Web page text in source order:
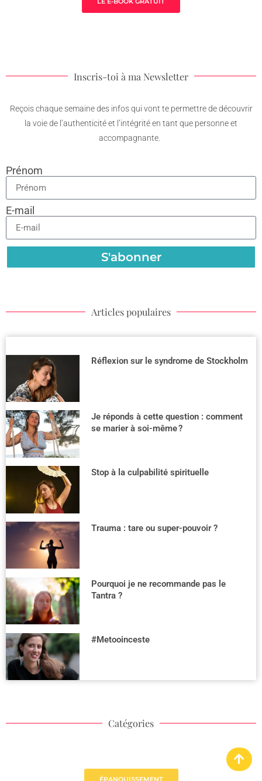
Inscris-toi à ma Newsletter
Reçois chaque semaine des infos qui vont te permettre de découvrir
la voie de l’authenticité et l’intégrité en tant que personne et
accompagnante.
Prénom
E-mail
S'abonner
Articles populaires
Réflexion sur le syndrome de Stockholm
Je réponds à cette question : comment
se marier à soi-même ?
Stop à la culpabilité spirituelle
Trauma : tare ou super-pouvoir ?
Pourquoi je ne recommande pas le
Tantra ?
#Metooinceste
Catégories